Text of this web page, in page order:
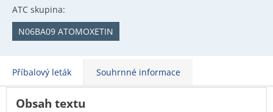
ATC skupina:
N06BA09 ATOMOXETIN
Příbalový leták Souhrnné informace
Obsah textu